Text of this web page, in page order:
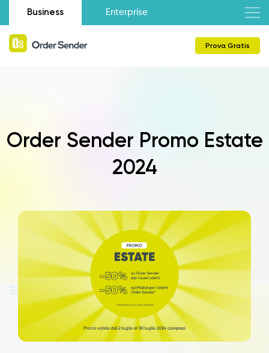
Business Enterprise
Prova Gratis
Order Sender Promo Estate
2024